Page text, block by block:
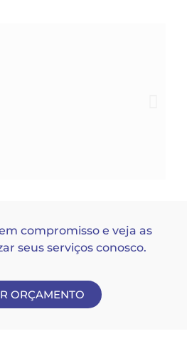
compromisso e veja as
seus serviços conosco.
ORÇAMENTO